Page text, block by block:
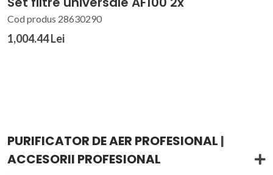
Cod produs 28630290
1,004.44 Lei
PURIFICATOR DE AER PROFESIONAL |
ACCESORII PROFESIONAL